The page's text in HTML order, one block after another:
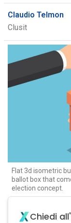
Claudio Telmon
Clusit
Flat 3d isometric
ballot box that
election concept.
Chiedi